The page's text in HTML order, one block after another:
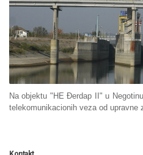
Na objektu "HE Đerdap II" u
telekomunikacionih veza od upravne